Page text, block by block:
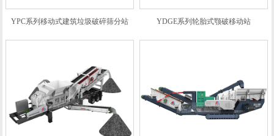
YPC系列移动式建筑垃圾破碎筛分站 YDGE系列轮胎式颚破移动站